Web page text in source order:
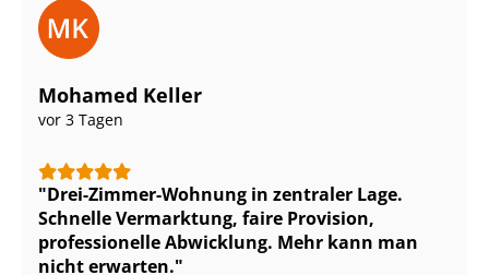
Mohamed Keller
vor 3 Tagen
Drei-Zimmer-Wohnung in zentraler Lage.
Schnelle Vermarktung, faire Provision,
professionelle Abwicklung. Mehr kann man
nicht erwarten.